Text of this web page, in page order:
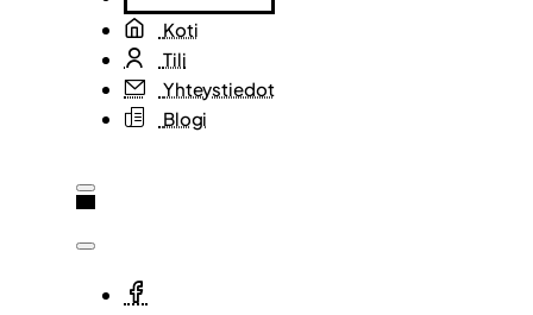
Koti
Tili
Yhteystiedot
Blogi